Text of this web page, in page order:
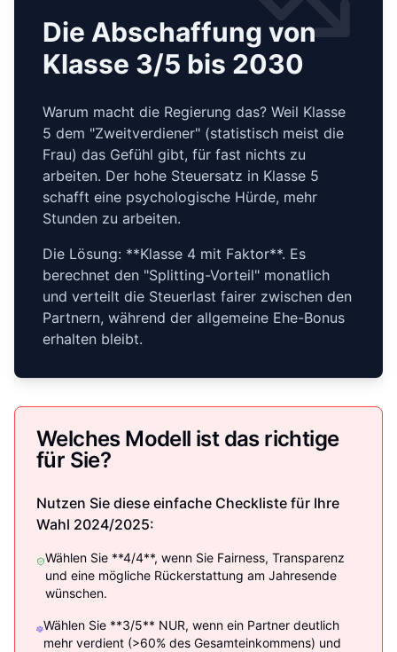
Die Abschaffung von
Klasse 3/5 bis 2030
Warum macht die Regierung das? Weil Klasse
5 dem "Zweitverdiener" (statistisch meist die
Frau) das Gefühl gibt, für fast nichts zu
arbeiten. Der hohe Steuersatz in Klasse 5
schafft eine psychologische Hürde, mehr
Stunden zu arbeiten.
Die Lösung: **Klasse 4 mit Faktor**. Es
berechnet den "Splitting-Vorteil" monatlich
und verteilt die Steuerlast fairer zwischen den
Partnern, während der allgemeine Ehe-Bonus
erhalten bleibt.
Welches Modell ist das richtige
für Sie?
Nutzen Sie diese einfache Checkliste für Ihre
Wahl 2024/2025:
Wählen Sie **4/4**, wenn Sie Fairness, Transparenz
und eine mögliche Rückerstattung am Jahresende
wünschen.
Wählen Sie **3/5** NUR, wenn ein Partner deutlich
mehr verdient (>60% des Gesamteinkommens) und